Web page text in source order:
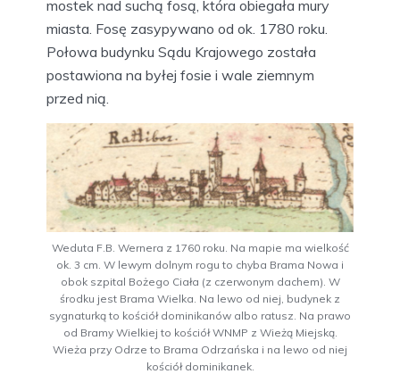
mostek nad suchą fosą, która obiegała mury
miasta. Fosę zasypywano od ok. 1780 roku.
Połowa budynku Sądu Krajowego została
postawiona na byłej fosie i wale ziemnym
przed nią.
Weduta F.B. Wernera z 1760 roku. Na mapie ma wielkość
ok. 3 cm. W lewym dolnym rogu to chyba Brama Nowa i
obok szpital Bożego Ciała (z czerwonym dachem). W
środku jest Brama Wielka. Na lewo od niej, budynek z
sygnaturką to kościół dominikanów albo ratusz. Na prawo
od Bramy Wielkiej to kościół WNMP z Wieżą Miejską.
Wieża przy Odrze to Brama Odrzańska i na lewo od niej
kościół dominikanek.